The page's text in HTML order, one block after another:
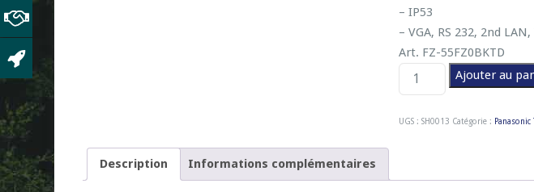
– IP53
– VGA, RS 232, 2nd
Art. FZ-55FZ0BKTD
u
Ajouter au
UGS : SH0013 Catégorie :
Description Informations complémentaires